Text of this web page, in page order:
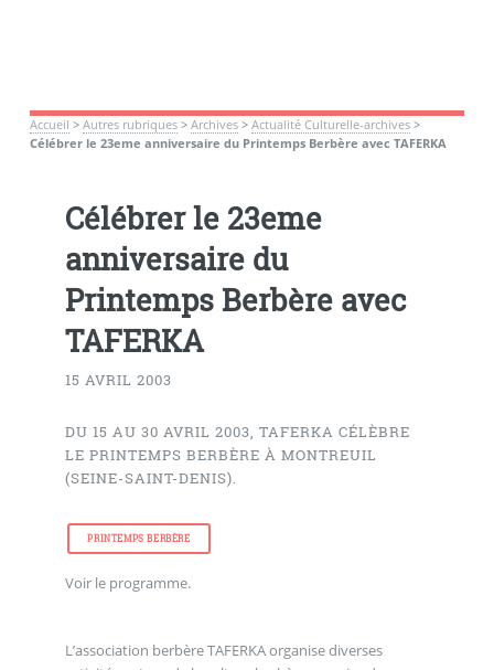
Accueil > Autres rubriques> Archives> Actualité Culturelle-archives>
Célébrer le 23eme anniversaire du Printemps Berbère avec TAFERKA
Célébrer le 23eme
anniversaire du
Printemps Berbère avec
TAFERKA
15 AVRIL 2003
DU 15 AU 30 AVRIL 2003, TAFERKA CÉLÈBRE
LE PRINTEMPS BERBÈRE À MONTREUIL
(SEINE-SAINT-DENIS).
PRINTEMPS BERBÈRE
Voir le programme.
L’association berbère TAFERKA organise diverses